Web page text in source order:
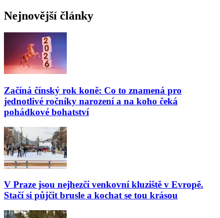
Nejnovější články
Začíná čínský rok koně: Co to znamená pro
jednotlivé ročníky narození a na koho čeká
pohádkové bohatství
V Praze jsou nejhezčí venkovní kluziště v Evropě.
Stačí si půjčit brusle a kochat se tou krásou